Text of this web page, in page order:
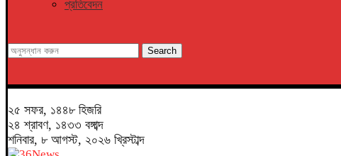
প্রতিবেদন
Search
২৫ সফর, ১৪৪৮ হিজরি
২৪ শ্রাবণ, ১৪৩৩ বঙ্গাব্দ
শনিবার, ৮ আগস্ট, ২০২৬ খ্রিস্টাব্দ